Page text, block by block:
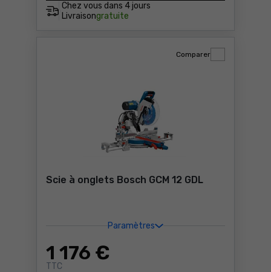
Chez vous dans 4 jours
Livraisongratuite
Scie à onglets Bosch GCM 12 GDL
Paramètres
1 176 €
TTC
Comparer